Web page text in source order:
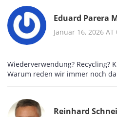
Eduard Parera
Januar 16, 2026 AT
Wiederverwendung? Recycling?
Warum reden wir immer noch
Reinhard